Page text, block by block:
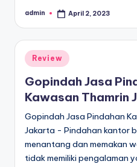
Posted
admin April 2, 2023
Posted
in
Review
Gopindah Jasa
Kawasan Thamrin
Gopindah Jasa Pindahan
Jakarta - Pindahan kantor
menantang dan memakan
tidak memiliki pengalaman